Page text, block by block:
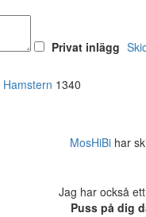
Privat inlägg
Hamstern 1340
MosHiBi har
Jag har också
Puss på dig